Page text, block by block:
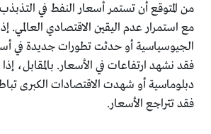
من المتوقع أن تستمر أسعار النفط في التذبذب
مع استمرار عدم اليقين الاقتصادي العالمي.
الجيوسياسية أو حدثت تطورات جديدة في
فقد نشهد ارتفاعات في الأسعار. بالمقابل،
دبلوماسية أو شهدت الاقتصادات الكبرى
فقد تتراجع الأسعار.